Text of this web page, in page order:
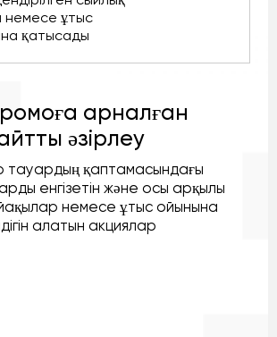
немесе ұтыс
қатысады
арналған
әзірлеу
қаптамасындағы
енгізетін және осы арқылы
немесе ұтыс ойынына
алатын акциялар